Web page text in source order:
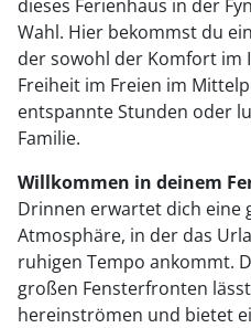
dieses Ferienhaus in der
Wahl. Hier bekommst du
der sowohl der Komfort im
Freiheit im Freien im
entspannte Stunden oder
Familie.
Willkommen in deinem
Drinnen erwartet dich eine
Atmosphäre, in der das
ruhigen Tempo ankommt.
großen Fensterfronten
hereinströmen und bietet